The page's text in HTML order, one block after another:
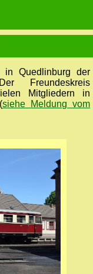
Quedlinburg der
Freundeskreis
Mitgliedern in
siehe Meldung vom